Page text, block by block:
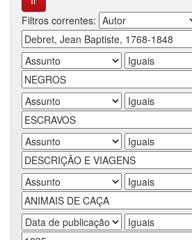
Filtros correntes: